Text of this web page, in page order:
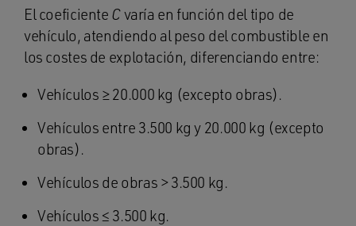
El coeficiente Cvaría en función del tipo de
vehículo, atendiendo al peso del combustible en
los costes de explotación, diferenciando entre:
Vehículos ≥ 20.000 kg (excepto obras).
Vehículos entre 3.500 kg y 20.000 kg (excepto
obras).
Vehículos de obras > 3.500 kg.
Vehículos ≤ 3.500 kg.